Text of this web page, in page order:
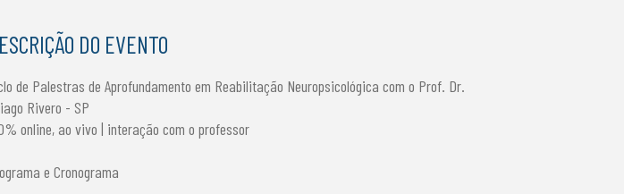
DO EVENTO
de Palestras de Aprofundamento em Reabilitação Neuropsicológica com o Prof. Dr.
Rivero - SP
online, ao vivo | interação com o professor
e Cronograma